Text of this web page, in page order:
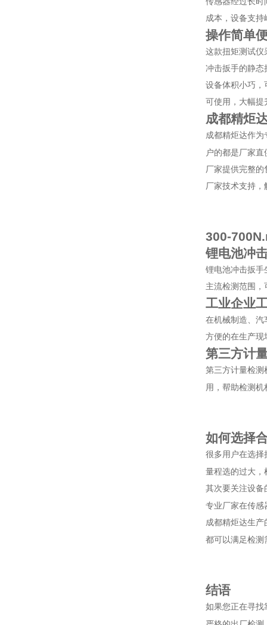
成本，设备支
操作简单
这款扭矩测试仪
冲击扳手的静态
设备体积小巧，
可使用，大幅提
成都精炬
成都精炬达作
户的都是厂家
厂家提供完整
厂家技术支持
300-
锂电池冲
锂电池冲击扳手
主流检测范围
工业企业
在机械制造、汽
方便的在生产现
第三方计
第三方计量检测
用，帮助检测
如何选择
很多用户在选择
量程选的过大，
其次要关注设备
专业厂家在传感
成都精炬达生产
都可以满足检测
结语
如果您正在寻找